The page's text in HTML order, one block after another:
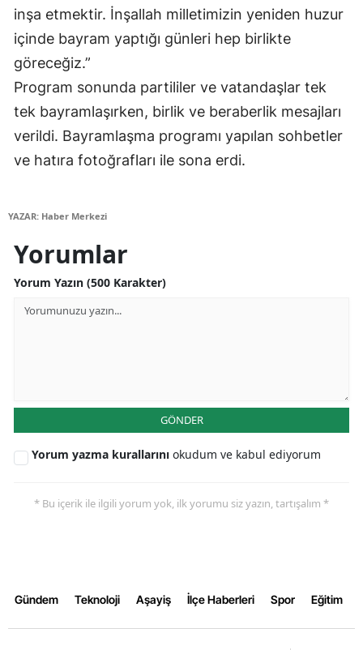
Kilis
Düzce
inşa etmektir. İnşallah milletimizin yeniden huzur
içinde bayram yaptığı günleri hep birlikte
göreceğiz.”
Program sonunda partililer ve vatandaşlar tek
tek bayramlaşırken, birlik ve beraberlik mesajları
verildi. Bayramlaşma programı yapılan sohbetler
ve hatıra fotoğrafları ile sona erdi.
YAZAR: Haber Merkezi
Yorumlar
Yorum Yazın (500 Karakter)
GÖNDER
Yorum yazma kurallarını okudum ve kabul ediyorum
* Bu içerik ile ilgili yorum yok, ilk yorumu siz yazın, tartışalım *
Gündem Teknoloji Aşayiş İlçe Haberleri Spor Eğitim